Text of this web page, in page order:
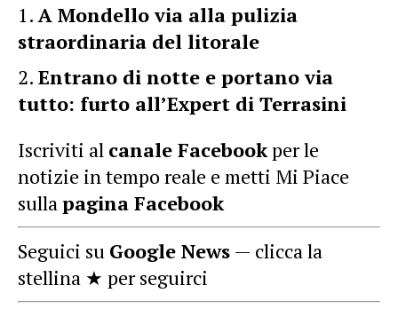
A Mondello via alla pulizia
straordinaria del litorale
Entrano di notte e portano via
tutto: furto all’Expert di Terrasini
Iscriviti al canale Facebookper le
notizie in tempo reale e metti Mi Piace
sullapagina Facebook
Seguici su Google News — clicca la
stellina ★ per seguirci